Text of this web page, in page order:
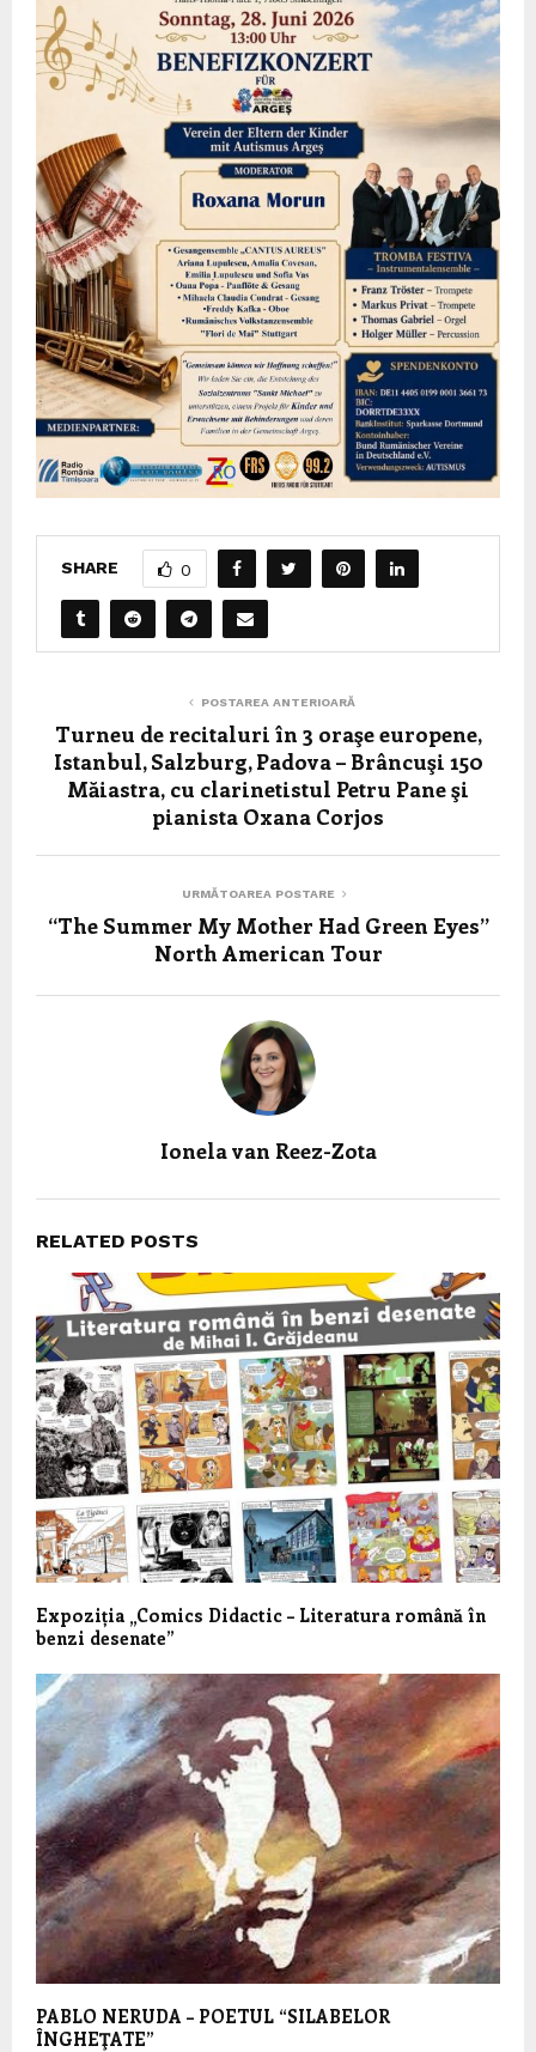
SHARE 0
POSTAREA ANTERIOARĂ
Turneu de recitaluri în 3 oraşe europene,
Istanbul, Salzburg, Padova – Brâncuşi 150
Măiastra, cu clarinetistul Petru Pane şi
pianista Oxana Corjos
URMĂTOAREA POSTARE
“The Summer My Mother Had Green Eyes”
North American Tour
Ionela van Reez-Zota
RELATED POSTS
Expoziția „Comics Didactic – Literatura română în
benzi desenate”
PABLO NERUDA – POETUL “SILABELOR
ÎNGHEŢATE”